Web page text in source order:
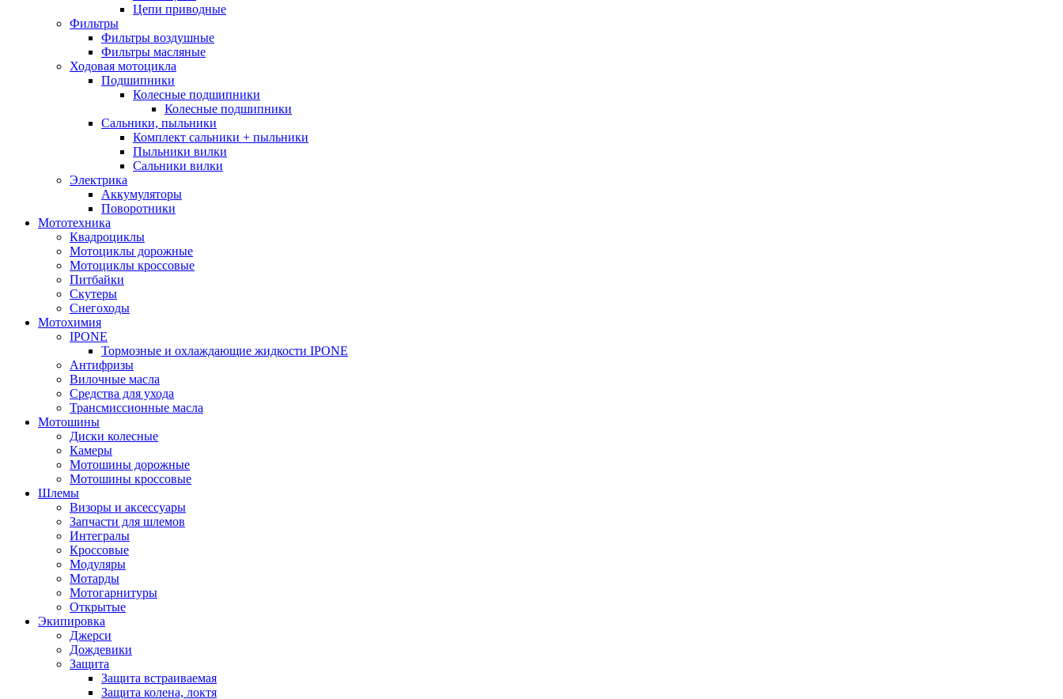
Цепи приводные
Фильтры
Фильтры воздушные
Фильтры масляные
Ходовая мотоцикла
Подшипники
Колесные подшипники
Колесные подшипники
Сальники, пыльники
Комплект сальники + пыльники
Пыльники вилки
Сальники вилки
Электрика
Аккумуляторы
Поворотники
Мототехника
Квадроциклы
Мотоциклы дорожные
Мотоциклы кроссовые
Питбайки
Скутеры
Снегоходы
Мотохимия
IPONE
Тормозные и охлаждающие жидкости IPONE
Антифризы
Вилочные масла
Средства для ухода
Трансмиссионные масла
Мотошины
Диски колесные
Камеры
Мотошины дорожные
Мотошины кроссовые
Шлемы
Визоры и аксессуары
Запчасти для шлемов
Интегралы
Кроссовые
Модуляры
Мотарды
Мотогарнитуры
Открытые
Экипировка
Джерси
Дождевики
Защита
Защита встраиваемая
Защита колена, локтя